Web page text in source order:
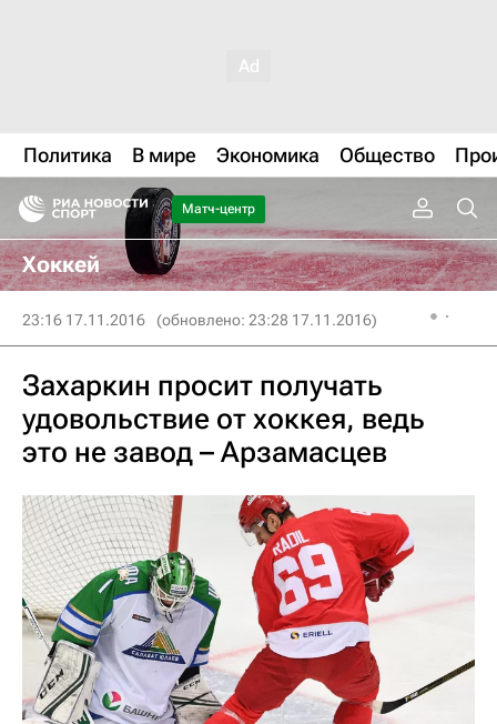
Политика В мире Экономика Общество
Матч-центр
Хоккей
23:16 17.11.2016 (обновлено: 23:28 17.11.2016)
Захаркин просит получать
удовольствие от хоккея, ведь
это не завод – Арзамасцев